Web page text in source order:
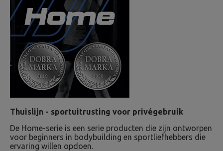
Thuislijn - sportuitrusting voor privégebruik
De Home-serie is een serie producten die zijn ontworpen
voor beginners in bodybuilding en sportliefhebbers die
ervaring willen opdoen.